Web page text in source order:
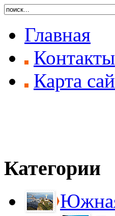
Главная
Контакты
Карта
Категории